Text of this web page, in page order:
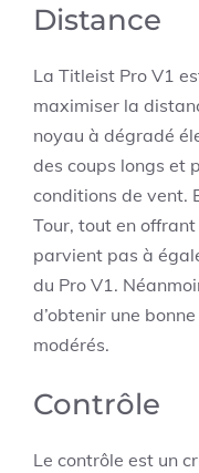
Distance
La Titleist Pro V1
maximiser la
noyau à dégradé
des coups longs et
conditions de vent.
Tour, tout en
parvient pas à
du Pro V1.
d’obtenir une
modérés.
Contrôle
Le contrôle est un